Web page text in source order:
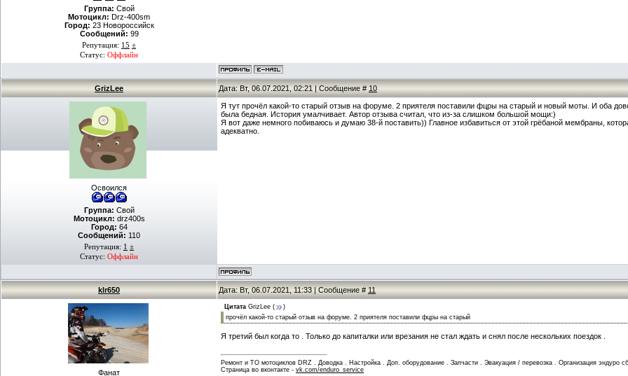
Группа: Свой
Мотоцикл: Drz-400sm
Город: 23 Новороссийск
Сообщений: 99
Репутация: 15 ±
Статус: Оффлайн
GrizLee Дата: Вт, 06.07.2021, 02:21 | Сообщение # 10
Освоился
Группа: Свой
Мотоцикл: drz400s
Город: 64
Сообщений: 110
Репутация: 1 ±
Статус: Оффлайн
Я тут прочёл какой-то старый отзыв на форуме. 2 приятеля поставили фцры на старый и новый моты. И оба
была бедная. История умалчивает. Автор отзыва считал, что из-за слишком большой мощи:)
Я вот даже немного побиваюсь и думаю 38-й поставить)) Главное избавиться от этой грёбаной мембраны,
адекватно.
klr650 Дата: Вт, 06.07.2021, 11:33 | Сообщение # 11
Фанат
Цитата GrizLee (
)
прочёл какой-то старый отзыв на форуме. 2 приятеля поставили фцры на старый
Я третий был когда то . Только до капиталки или врезания не стал ждать и снял после нескольких поездок .
Ремонт и ТО мотоциклов DRZ . Доводка . Настройка . Доп. оборудование . Запчасти . Эвакуация / перевозка . Организация эндуро
Страница во вконтакте - vk.com/enduro_service